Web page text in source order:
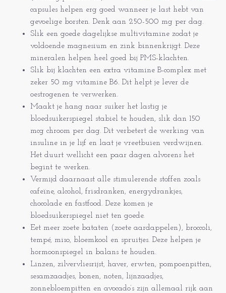
capsules helpen erg goed wanneer je last hebt van
gevoelige borsten. Denk aan 250-500 mg per dag.
Slik een goede dagelijkse multivitamine zodat je
voldoende magnesium en zink binnenkrijgt. Deze
mineralen helpen heel goed bij PMS-klachten.
Slik bij klachten een extra vitamine B-complex met
zeker 50 mg vitamine B6. Dit helpt je lever de
oestrogenen te verwerken.
Maakt je hang naar suiker het lastig je
bloedsuikerspiegel stabiel te houden, slik dan 150
mcg chroom per dag. Dit verbetert de werking van
insuline in je lijf en laat je vreetbuien verdwijnen.
Het duurt wellicht een paar dagen alvorens het
begint te werken.
Vermijd daarnaast alle stimulerende stoffen zoals
cafeïne, alcohol, frisdranken, energydrankjes,
chocolade en fastfood. Deze komen je
bloedsuikerspiegel niet ten goede.
Eet meer zoete bataten (zoete aardappelen), broccoli,
tempé, miso, bloemkool en spruitjes. Deze helpen je
hormoonspiegel in balans te houden.
Linzen, zilvervliesrijst, haver, erwten, pompoenpitten,
sesamzaadjes, bonen, noten, lijnzaadjes,
zonnebloempitten en avocado’s zijn allemaal rijk aan